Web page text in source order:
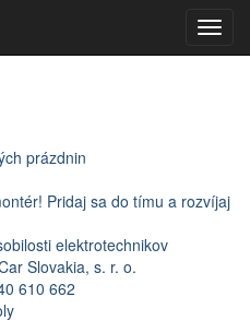
prázdnin
Pridaj sa do tímu a rozvíjaj
elektrotechnikov
Slovakia, s. r. o.
610 662